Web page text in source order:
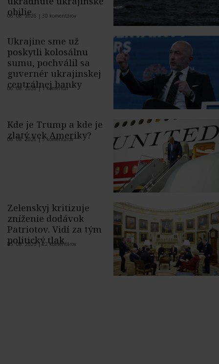
obilie
06. 08. 2026 | 30 komentárov
Ukrajine sme už
poskytli kolosálnu
sumu, pochválil sa
guvernér ukrajinskej
centrálnej banky
06. 08. 2026 |1 komentár
Kde je Trump a kde je
zlatý vek Ameriky?
06. 08. 2026 |5 komentárov
Zelenskyj kritizuje
zníženie dodávok
Patriotov. Vidí za tým
politický tlak
05. 08. 2026 |22 komentárov